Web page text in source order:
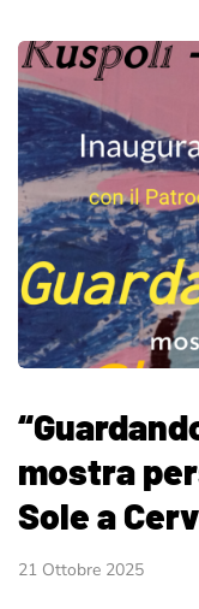
mostra
Sole a
21 Ottobre 2025